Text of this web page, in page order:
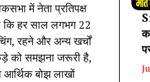
में नेता प्रतिपक्ष
कि हर साल लगभग 22
रहने और अन्य खर्चों
को समझना जरूरी है,
आर्थिक बोझ लाखों